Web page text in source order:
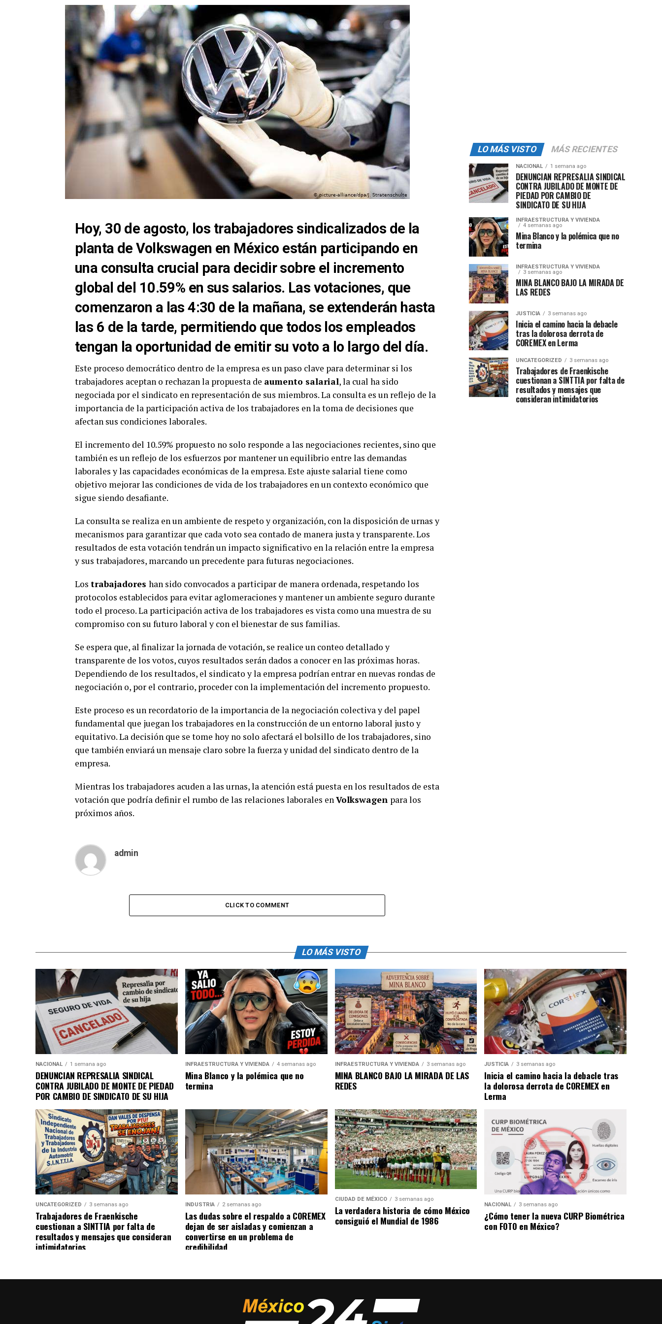
Hoy, 30 de agosto, los trabajadores sindicalizados de la
planta de Volkswagen en México están participando en
una consulta crucial para decidir sobre el incremento
global del 10.59% en sus salarios. Las votaciones, que
comenzaron a las 4:30 de la mañana, se extenderán hasta
las 6 de la tarde, permitiendo que todos los empleados
tengan la oportunidad de emitir su voto a lo largo del día.
Este proceso democrático dentro de la empresa es un paso clave para determinar si los
trabajadores aceptan o rechazan la propuesta de aumento salarial, la cual ha sido
negociada por el sindicato en representación de sus miembros. La consulta es un reflejo de la
importancia de la participación activa de los trabajadores en la toma de decisiones que
afectan sus condiciones laborales.
El incremento del 10.59% propuesto no solo responde a las negociaciones recientes, sino que
también es un reflejo de los esfuerzos por mantener un equilibrio entre las demandas
laborales y las capacidades económicas de la empresa. Este ajuste salarial tiene como
objetivo mejorar las condiciones de vida de los trabajadores en un contexto económico que
sigue siendo desafiante.
La consulta se realiza en un ambiente de respeto y organización, con la disposición de urnas y
mecanismos para garantizar que cada voto sea contado de manera justa y transparente. Los
resultados de esta votación tendrán un impacto significativo en la relación entre la empresa
y sus trabajadores, marcando un precedente para futuras negociaciones.
Los trabajadores han sido convocados a participar de manera ordenada, respetando los
protocolos establecidos para evitar aglomeraciones y mantener un ambiente seguro durante
todo el proceso. La participación activa de los trabajadores es vista como una muestra de su
compromiso con su futuro laboral y con el bienestar de sus familias.
Se espera que, al finalizar la jornada de votación, se realice un conteo detallado y
transparente de los votos, cuyos resultados serán dados a conocer en las próximas horas.
Dependiendo de los resultados, el sindicato y la empresa podrían entrar en nuevas rondas de
negociación o, por el contrario, proceder con la implementación del incremento propuesto.
Este proceso es un recordatorio de la importancia de la negociación colectiva y del papel
fundamental que juegan los trabajadores en la construcción de un entorno laboral justo y
equitativo. La decisión que se tome hoy no solo afectará el bolsillo de los trabajadores, sino
que también enviará un mensaje claro sobre la fuerza y unidad del sindicato dentro de la
empresa.
Mientras los trabajadores acuden a las urnas, la atención está puesta en los resultados de esta
votación que podría definir el rumbo de las relaciones laborales enVolkswagen para los
próximos años.
admin
CLICK TO COMMENT
LO MÁS VISTO MÁS RECIENTES
NACIONAL 1 semana ago
DENUNCIAN REPRESALIA SINDICAL
CONTRA JUBILADO DE MONTE DE
PIEDAD POR CAMBIO DE
SINDICATO DE SU HIJA
INFRAESTRUCTURA Y VIVIENDA
4 semanas ago
Mina Blanco y la polémica que no
termina
INFRAESTRUCTURA Y VIVIENDA
3 semanas ago
MINA BLANCO BAJO LA MIRADA DE
LAS REDES
JUSTICIA 3 semanas ago
Inicia el camino hacia la debacle
tras la dolorosa derrota de
COREMEX en Lerma
UNCATEGORIZED 3 semanas ago
Trabajadores de Fraenkische
cuestionan a SINTTIA por falta de
resultados y mensajes que
consideran intimidatorios
LO MÁS VISTO
NACIONAL 1 semana ago
DENUNCIAN REPRESALIA SINDICAL
CONTRA JUBILADO DE MONTE DE PIEDAD
POR CAMBIO DE SINDICATO DE SU HIJA
INFRAESTRUCTURA Y VIVIENDA 4 semanas ago
Mina Blanco y la polémica que no
termina
INFRAESTRUCTURA Y VIVIENDA 3 semanas ago
MINA BLANCO BAJO LA MIRADA DE LAS
REDES
JUSTICIA 3 semanas ago
Inicia el camino hacia la debacle tras
la dolorosa derrota de COREMEX en
Lerma
UNCATEGORIZED 3 semanas ago
Trabajadores de Fraenkische
cuestionan a SINTTIA por falta de
resultados y mensajes que consideran
intimidatorios
INDUSTRIA 2 semanas ago
Las dudas sobre el respaldo a COREMEX
dejan de ser aisladas y comienzan a
convertirse en un problema de
credibilidad
CIUDAD DE MÉXICO 3 semanas ago
La verdadera historia de cómo México
consiguió el Mundial de 1986
NACIONAL 3 semanas ago
¿Cómo tener la nueva CURP Biométrica
con FOTO en México?